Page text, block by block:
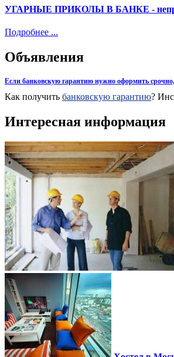
УГАРНЫЕ ПРИКОЛЫ В БАНКЕ -
Подробнее ...
Объявления
Если банковскую гарантию нужно оформить
Как получить банковскую гарантию?
Интересная информация